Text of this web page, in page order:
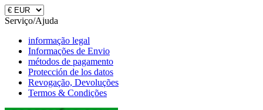
Serviço/Ajuda
informação legal
Informações de Envio
métodos de pagamento
Protección de los datos
Revogação, Devoluções
Termos & Condições